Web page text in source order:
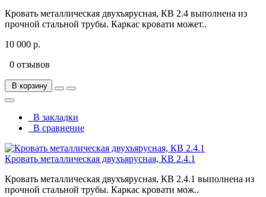
Кровать металлическая двухъярусная, КВ 2.4 выполнена из
прочной стальной трубы. Каркас кровати может..
10 000 р.
0 отзывов
В корзину
В закладки
В сравнение
Кровать металлическая двухъярусная, КВ 2.4.1
Кровать металлическая двухъярусная, КВ 2.4.1 выполнена из
прочной стальной трубы. Каркас кровати мож..